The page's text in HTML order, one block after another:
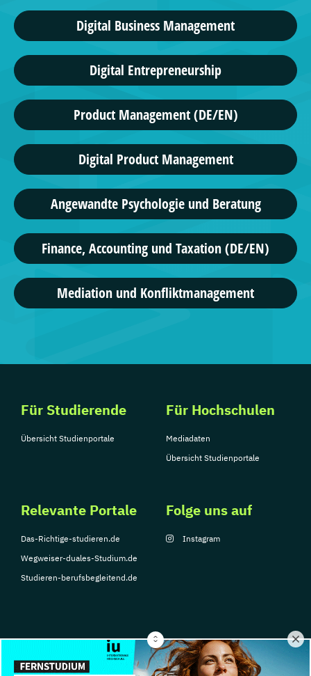
Digital Business Management
Digital Entrepreneurship
Product Management (DE/EN)
Digital Product Management
Angewandte Psychologie und Beratung
Finance, Accounting und Taxation (DE/EN)
Mediation und Konfliktmanagement
Für Studierende
Übersicht Studienportale
Für Hochschulen
Mediadaten
Übersicht Studienportale
Relevante Portale
Das-Richtige-studieren.de
Wegweiser-duales-Studium.de
Studieren-berufsbegleitend.de
Folge uns auf
Instagram
© Copyright 2026, TarGroup Media GmbH